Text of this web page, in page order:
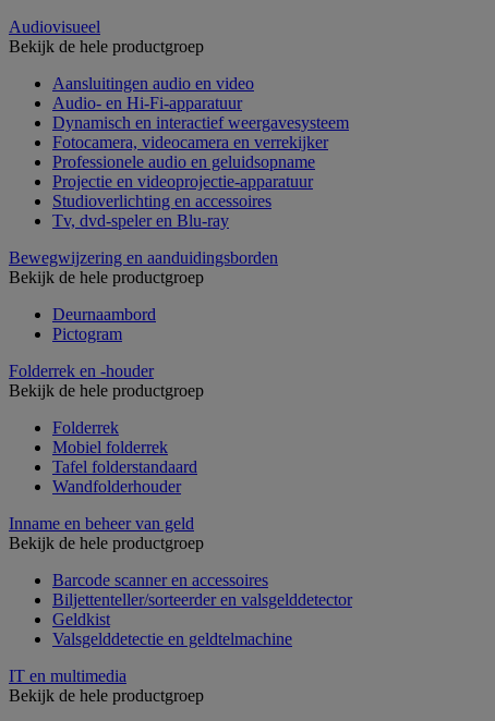
Audiovisueel
Bekijk de hele productgroep
Aansluitingen audio en video
Audio- en Hi-Fi-apparatuur
Dynamisch en interactief weergavesysteem
Fotocamera, videocamera en verrekijker
Professionele audio en geluidsopname
Projectie en videoprojectie-apparatuur
Studioverlichting en accessoires
Tv, dvd-speler en Blu-ray
Bewegwijzering en aanduidingsborden
Bekijk de hele productgroep
Deurnaambord
Pictogram
Folderrek en -houder
Bekijk de hele productgroep
Folderrek
Mobiel folderrek
Tafel folderstandaard
Wandfolderhouder
Inname en beheer van geld
Bekijk de hele productgroep
Barcode scanner en accessoires
Biljettenteller/sorteerder en valsgelddetector
Geldkist
Valsgelddetectie en geldtelmachine
IT en multimedia
Bekijk de hele productgroep